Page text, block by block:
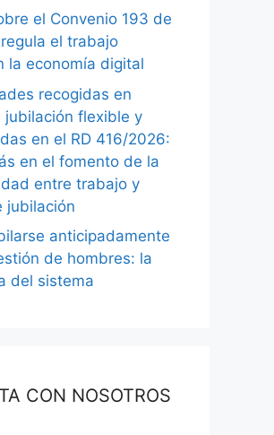
el Convenio 193 de
el trabajo
la economía digital
recogidas en
jubilación flexible y
en el RD 416/2026:
en el fomento de la
entre trabajo y
jubilación
anticipadamente
de hombres: la
del sistema
CON NOSOTROS